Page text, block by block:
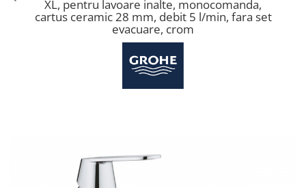
Termostate de ambient
Aeroterme si destratificatoare de
Solutii de curatare si tratare
Schimbatoare de caldura
XL, pentru lavoare inalte, monocomanda,
cartus ceramic 28 mm, debit 5 l/min, fara set
evacuare, crom